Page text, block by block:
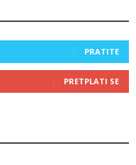
PRATITE
PRETPLATI SE